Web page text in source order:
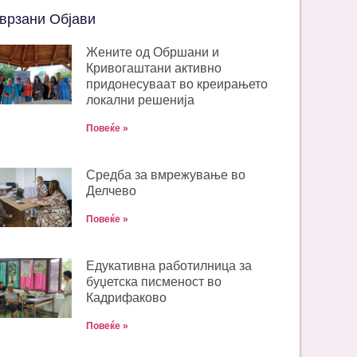
Објави
Жените од Обршани и
Кривогаштани активно
придонесуваат во креирањето
локални решенија
Повеќе »
Средба за вмрежување во
Делчево
Повеќе »
Едукативна работилница за
буџетска писменост во
Кадрифаково
Повеќе »